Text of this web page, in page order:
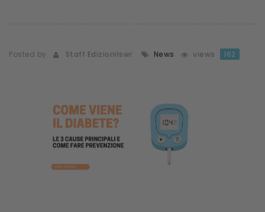
Posted by Staff Edizionilswr News views 162